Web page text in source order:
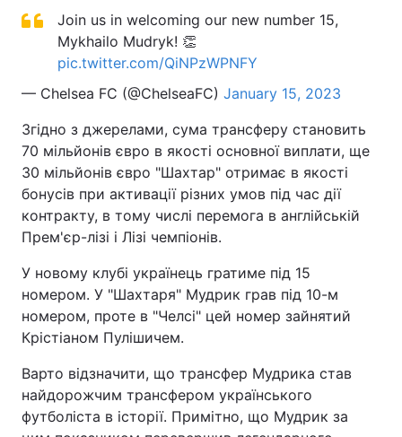
Послуги
Тема оформлення
Join us in welcoming our new number 15,
Mykhailo Mudryk! 👏
pic.twitter.com/QiNPzWPNFY
— Chelsea FC (@ChelseaFC) January 15, 2023
Згідно з джерелами, сума трансферу становить
70 мільйонів євро в якості основної виплати, ще
30 мільйонів євро "Шахтар" отримає в якості
бонусів при активації різних умов під час дії
контракту, в тому числі перемога в англійській
Прем'єр-лізі і Лізі чемпіонів.
У новому клубі українець гратиме під 15
номером. У "Шахтаря" Мудрик грав під 10-м
номером, проте в "Челсі" цей номер зайнятий
Крістіаном Пулішичем.
Варто відзначити, що трансфер Мудрика став
найдорожчим трансфером українського
футболіста в історії. Примітно, що Мудрик за